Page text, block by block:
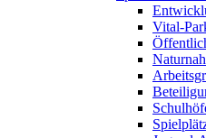
Vital-